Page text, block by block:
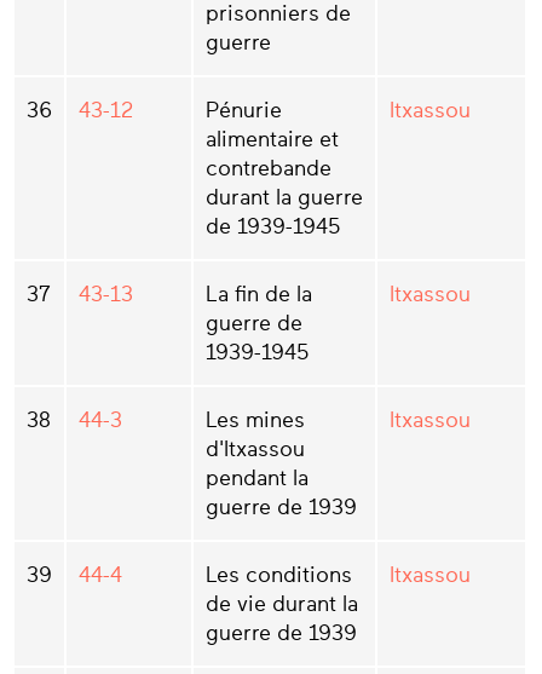
prisonniers de
guerre
36 43-12
Pénurie
alimentaire et
contrebande
durant la guerre
de 1939-1945
Itxassou
37 43-13
La fin de la
guerre de
1939-1945
Itxassou
38 44-3
Les mines
d'Itxassou
pendant la
guerre de 1939
Itxassou
39 44-4
Les conditions
de vie durant la
guerre de 1939
Itxassou